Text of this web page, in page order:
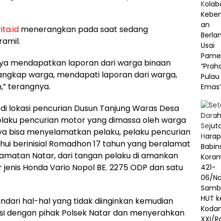
menerangkan pada saat sedang
mendapatkan laporan dari warga binaan
warga, mendapati laporan dari warga,
terangnya.
lokasi pencurian Dusun Tanjung Waras Desa
pencurian motor yang dimassa oleh warga
bisa menyelamatkan pelaku, pelaku pencurian
berinisial Romadhon 17 tahun yang beralamat
Natar, dari tangan pelaku di amankan
Honda Vario Nopol BE. 2275 ODP dan satu
hal-hal yang tidak diinginkan kemudian
dengan pihak Polsek Natar dan menyerahkan